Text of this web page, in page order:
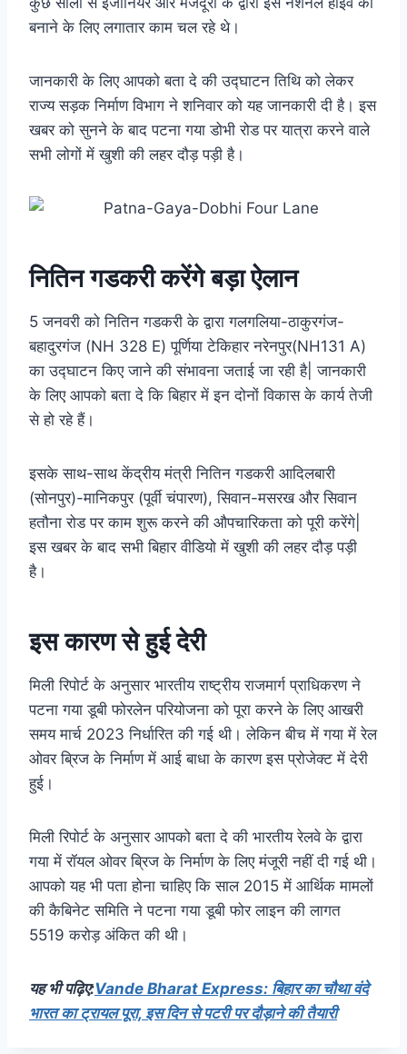
बनाने के लिए लगातार काम चल रहे थे।
जानकारी के लिए आपको बता दे की उद्घाटन तिथि को लेकर
राज्य सड़क निर्माण विभाग ने शनिवार को यह जानकारी दी है। इस
खबर को सुनने के बाद पटना गया डोभी रोड पर यात्रा करने वाले
सभी लोगों में खुशी की लहर दौड़ पड़ी है।
नितिन गडकरी करेंगे बड़ा ऐलान
5 जनवरी को नितिन गडकरी के द्वारा गलगलिया-ठाकुरगंज-
बहादुरगंज (NH 328 E) पूर्णिया टेकिहार नरेनपुर(NH131 A)
का उद्घाटन किए जाने की संभावना जताई जा रही है| जानकारी
के लिए आपको बता दे कि बिहार में इन दोनों विकास के कार्य तेजी
से हो रहे हैं।
इसके साथ-साथ केंद्रीय मंत्री नितिन गडकरी आदिलबारी
(सोनपुर)-मानिकपुर (पूर्वी चंपारण), सिवान-मसरख और सिवान
हतौना रोड पर काम शुरू करने की औपचारिकता को पूरी करेंगे|
इस खबर के बाद सभी बिहार वीडियो में खुशी की लहर दौड़ पड़ी
है।
इस कारण से हुई देरी
मिली रिपोर्ट के अनुसार भारतीय राष्ट्रीय राजमार्ग प्राधिकरण ने
पटना गया डूबी फोरलेन परियोजना को पूरा करने के लिए आखरी
समय मार्च 2023 निर्धारित की गई थी। लेकिन बीच में गया में रेल
ओवर ब्रिज के निर्माण में आई बाधा के कारण इस प्रोजेक्ट में देरी
हुई।
मिली रिपोर्ट के अनुसार आपको बता दे की भारतीय रेलवे के द्वारा
गया में रॉयल ओवर ब्रिज के निर्माण के लिए मंजूरी नहीं दी गई थी।
आपको यह भी पता होना चाहिए कि साल 2015 में आर्थिक मामलों
की कैबिनेट समिति ने पटना गया डूबी फोर लाइन की लागत
5519 करोड़ अंकित की थी।
यह भी पढ़िए:Vande Bharat Express: बिहार का चौथा वंदे
भारत का ट्रायल पूरा, इस दिन से पटरी पर दौड़ाने की तैयारी